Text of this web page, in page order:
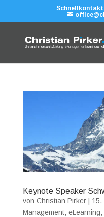
Keynote Speaker
von Christian Pirker| 15.
Management, eLearning,